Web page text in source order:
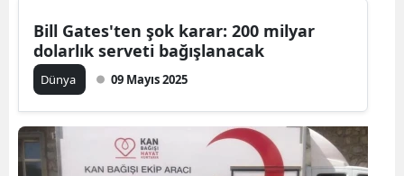
Bill Gates'ten şok karar: 200 milyar
dolarlık serveti bağışlanacak
Dünya 09 Mayıs 2025